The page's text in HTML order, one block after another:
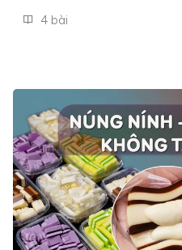
truyền thống và Cách tạo
4 bài